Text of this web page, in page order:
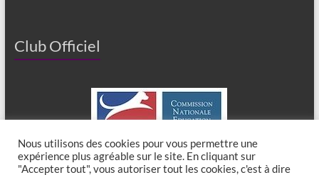
Club Officiel
Nous utilisons des cookies pour vous permettre une
expérience plus agréable sur le site. En cliquant sur
"Accepter tout", vous autoriser tout les cookies, c'est à dire